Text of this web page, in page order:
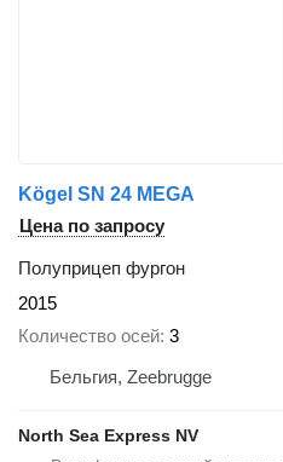
Kögel SN 24 MEGA
Цена по запросу
Полуприцеп фургон
2015
Количество осей 3
Бельгия, Zeebrugge
North Sea Express NV